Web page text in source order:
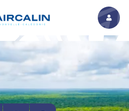
Aller au contenu principal